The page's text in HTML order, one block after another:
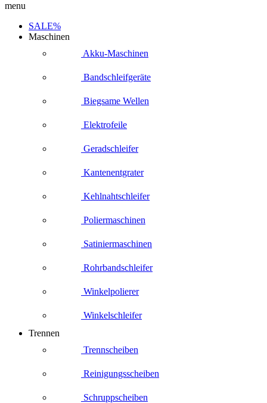
menu
SALE%
Maschinen
Akku-Maschinen
Bandschleifgeräte
Biegsame Wellen
Elektrofeile
Geradschleifer
Kantenentgrater
Kehlnahtschleifer
Poliermaschinen
Satiniermaschinen
Rohrbandschleifer
Winkelpolierer
Winkelschleifer
Trennen
Trennscheiben
Reinigungsscheiben
Schruppscheiben